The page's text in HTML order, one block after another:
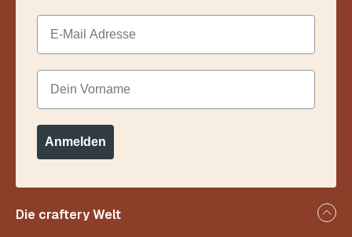
Die craftery Welt
Email
Dein Vorname
Anmelden